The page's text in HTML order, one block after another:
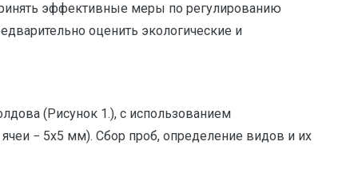
эффективные меры по регулированию
оценить экологические и
(Рисунок 1.), с использованием
− 5х5 мм). Сбор проб, определение видов и их